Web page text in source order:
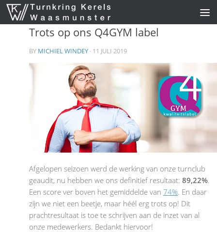
Skip to content
Trots op ons Q4GYM label
BY MICHIEL WINDEY · 11 JULI 2019
Afgelopen seizoen werd de werking van onze turnclub
geaudit, nu hebben we ons definitief resultaat: 89,22%.
Een score ver boven het gemiddelde van 74%. En daar
zijn we niet een beetje, maar héél erg trots op! Dit
prachtresultaat is toe te schrijven aan de inzet van al
onze medewerkers. Bedankt hiervoor!